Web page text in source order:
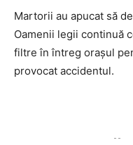
Martorii au apucat să
Oamenii legii continuă
filtre în întreg oraşul
provocat accidentul.